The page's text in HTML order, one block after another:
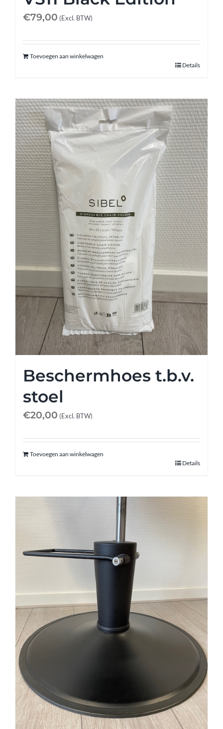
€79,00 (Excl. BTW)
Toevoegen aan winkelwagen
Details
Beschermhoes t.b.v.
stoel
€20,00 (Excl. BTW)
Toevoegen aan winkelwagen
Details